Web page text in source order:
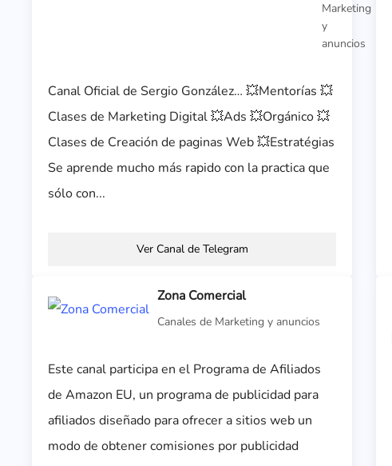
Marketing
y
anuncios
Canal Oficial de Sergio González… 💥Mentorías 💥
Clases de Marketing Digital 💥Ads 💥Orgánico 💥
Clases de Creación de paginas Web 💥Estratégias
Se aprende mucho más rapido con la practica que
sólo con...
Ver Canal de Telegram
Zona Comercial
Canales de Marketing y anuncios
Este canal participa en el Programa de Afiliados
de Amazon EU, un programa de publicidad para
afiliados diseñado para ofrecer a sitios web un
modo de obtener comisiones por publicidad